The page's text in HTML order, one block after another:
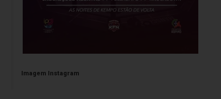
Imagem Instagram